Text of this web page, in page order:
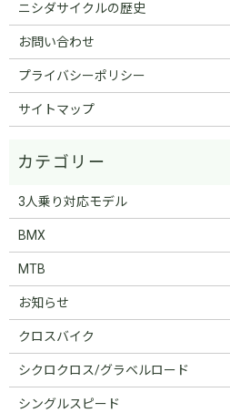
ニシダサイクルの歴史
お問い合わせ
プライバシーポリシー
サイトマップ
3人乗り対応モデル
BMX
MTB
お知らせ
クロスバイク
シクロクロス/グラベルロード
シングルスピード